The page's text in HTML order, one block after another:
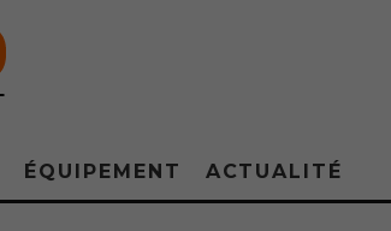
ÉQUIPEMENT ACTUALITÉ